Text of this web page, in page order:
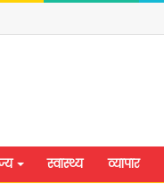
स्वास्थ्य व्यापार